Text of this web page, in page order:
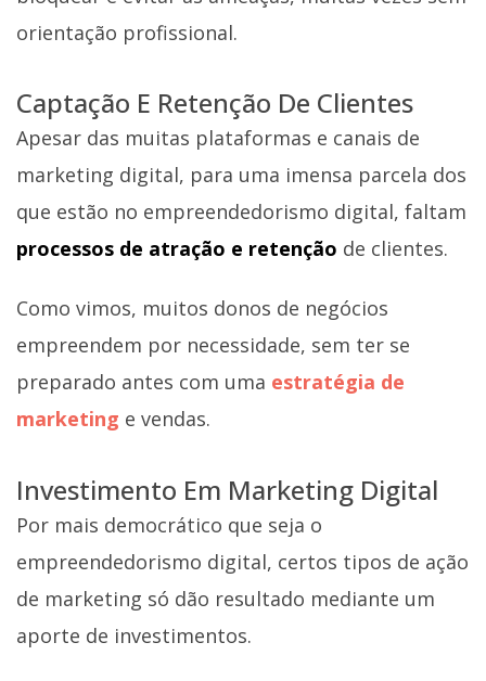
orientação profissional.
Captação E Retenção De Clientes
Apesar das muitas plataformas e canais de
marketing digital, para uma imensa parcela dos
que estão no empreendedorismo digital, faltam
processos de atração e retenção de clientes.
Como vimos, muitos donos de negócios
empreendem por necessidade, sem ter se
preparado antes com uma estratégia de
marketing e vendas.
Investimento Em Marketing Digital
Por mais democrático que seja o
empreendedorismo digital, certos tipos de ação
de marketing só dão resultado mediante um
aporte de investimentos.